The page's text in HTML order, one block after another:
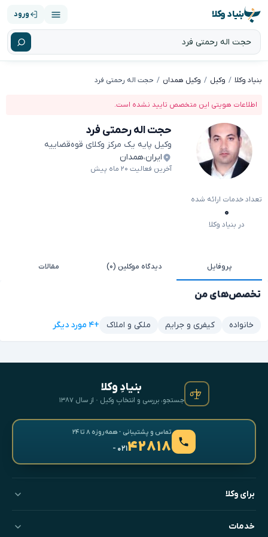
بنیاد وکلا ورود
بنیاد وکلا وکیل وکیل همدان حجت اله رحمتی فرد
اطلاعات هویتی این متخصص تایید نشده است.
حجت اله رحمتی فرد
وکیل پایه یک مرکز وکلای قوه‌قضاییه
ایران،همدان
آخرین فعالیت ۲۰ ماه پیش
تعداد خدمات ارائه شده
۰
در بنیاد وکلا
پروفایل دیدگاه موکلین (۰) مقالات
تخصص‌های من
خانواده کیفری و جرایم ملکی و املاک +۴ مورد دیگر
بنیادِ وکلا
جستجو، بررسی و انتخابِ وکیل · از سال ۱۳۸۷
تماس و پشتیبانی · همه‌روزه ۸ تا ۲۴
۴۲۸۱۸- ۰۲۱
برای وکلا
خدمات